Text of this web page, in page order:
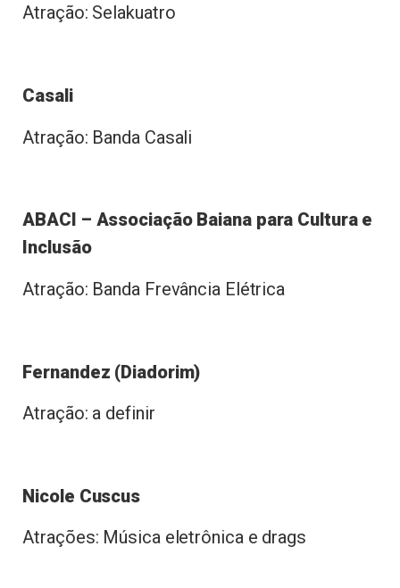
Atração: Selakuatro
Casali
Atração: Banda Casali
ABACI – Associação Baiana para Cultura e
Inclusão
Atração: Banda Frevância Elétrica
Fernandez (Diadorim)
Atração: a definir
Nicole Cuscus
Atrações: Música eletrônica e drags